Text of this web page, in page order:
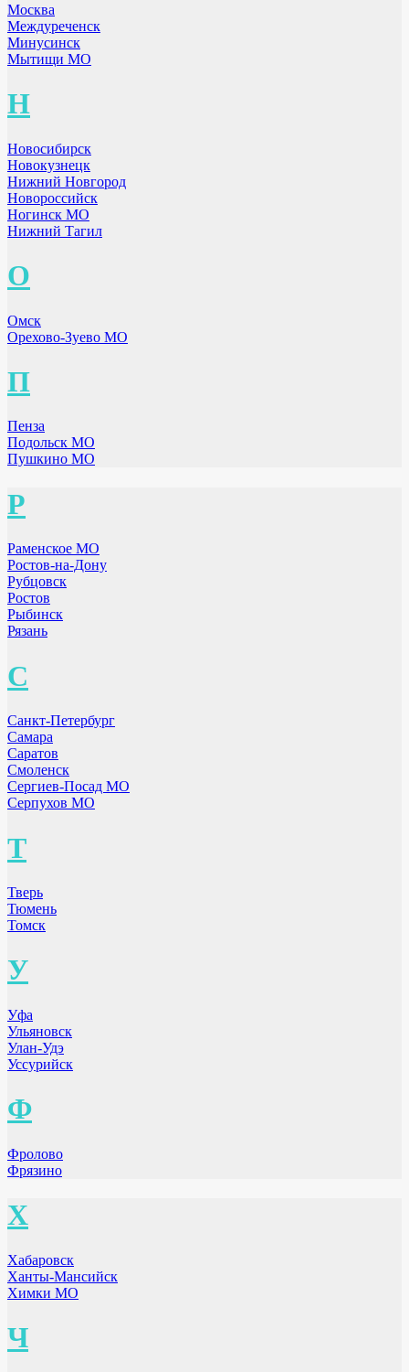
Москва
Междуреченск
Минусинск
Мытищи МО
Н
Новосибирск
Новокузнецк
Нижний Новгород
Новороссийск
Ногинск МО
Нижний Тагил
О
Омск
Орехово-Зуево МО
П
Пенза
Подольск МО
Пушкино МО
Р
Раменское МО
Ростов-на-Дону
Рубцовск
Ростов
Рыбинск
Рязань
С
Санкт-Петербург
Самара
Саратов
Смоленск
Сергиев-Посад МО
Серпухов МО
Т
Тверь
Тюмень
Томск
У
Уфа
Ульяновск
Улан-Удэ
Уссурийск
Ф
Фролово
Фрязино
Х
Хабаровск
Ханты-Мансийск
Химки МО
Ч